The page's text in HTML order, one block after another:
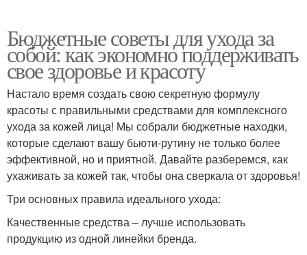
Бюджетные советы для ухода за
собой: как экономно поддерживать
свое здоровье и красоту
Настало время создать свою секретную формулу
красоты с правильными средствами для комплексного
ухода за кожей лица! Мы собрали бюджетные находки,
которые сделают вашу бьюти-рутину не только более
эффективной, но и приятной. Давайте разберемся, как
ухаживать за кожей так, чтобы она сверкала от здоровья!
Три основных правила идеального ухода:
Качественные средства – лучше использовать
продукцию из одной линейки бренда.